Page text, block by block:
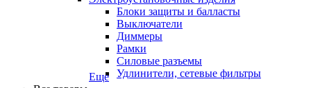
Блоки защиты и балласты
Выключатели
Диммеры
Рамки
Силовые разъемы
Удлинители, сетевые фильтры
Еще